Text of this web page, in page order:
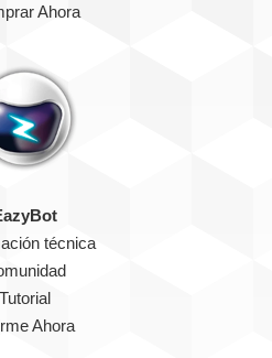
Ahora
técnica
Tutorial
Ahora